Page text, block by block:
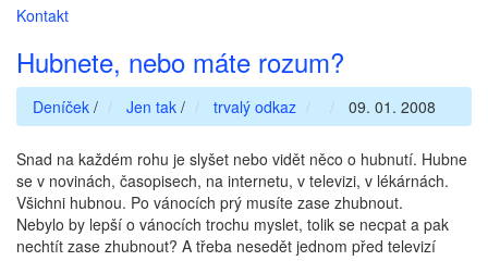
Kontakt
Hubnete, nebo máte rozum?
Deníček / Jen tak / trvalý odkaz 09. 01. 2008
Snad na každém rohu je slyšet nebo vidět něco o hubnutí. Hubne
se v novinách, časopisech, na internetu, v televizi, v lékárnách.
Všichni hubnou. Po vánocích prý musíte zase zhubnout.
Nebylo by lepší o vánocích trochu myslet, tolik se necpat a pak
nechtít zase zhubnout? A třeba nesedět jednom před televizí